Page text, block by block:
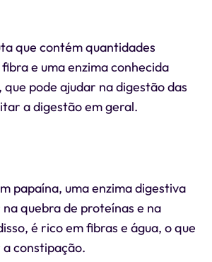
que contém quantidades
e uma enzima conhecida
pode ajudar na digestão das
a digestão em geral.
papaína, uma enzima digestiva
quebra de proteínas e na
é rico em fibras e água, o que
constipação.